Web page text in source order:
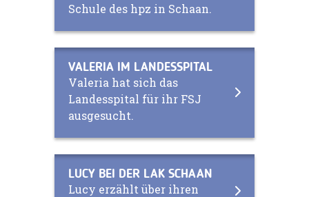
Schule des hpz in Schaan.
VALERIA IM LANDESSPITAL
Valeria hat sich das
Landesspital für ihr FSJ
ausgesucht.
LUCY BEI DER LAK SCHAAN
Lucy erzählt über ihren